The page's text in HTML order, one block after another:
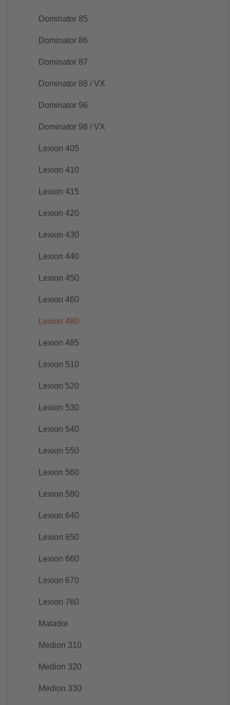
Dominator 85
Dominator 86
Dominator 87
Dominator 88 / VX
Dominator 96
Dominator 98 / VX
Lexion 405
Lexion 410
Lexion 415
Lexion 420
Lexion 430
Lexion 440
Lexion 450
Lexion 460
Lexion 480
Lexion 485
Lexion 510
Lexion 520
Lexion 530
Lexion 540
Lexion 550
Lexion 560
Lexion 580
Lexion 640
Lexion 650
Lexion 660
Lexion 670
Lexion 760
Matador
Medion 310
Medion 320
Medion 330